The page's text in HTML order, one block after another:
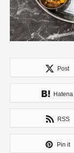
Post
Hatena
RSS
Pin it